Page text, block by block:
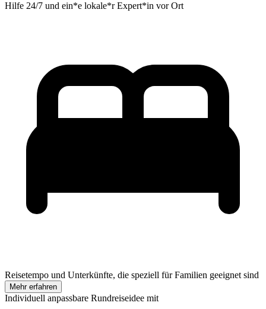
Hilfe 24/7 und ein*e lokale*r Expert*in vor Ort
Reisetempo und Unterkünfte, die speziell für Familien geeignet sind
Mehr erfahren
Individuell anpassbare Rundreiseidee mit